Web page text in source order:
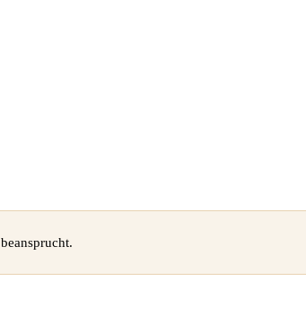
beansprucht.